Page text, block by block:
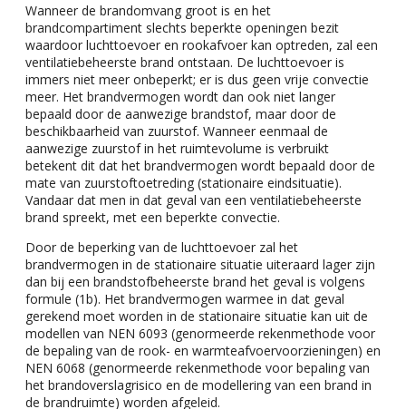
Wanneer de brandomvang groot is en het
brandcompartiment slechts beperkte openingen bezit
waardoor luchttoevoer en rookafvoer kan optreden, zal een
ventilatiebeheerste brand ontstaan. De luchttoevoer is
immers niet meer onbeperkt; er is dus geen vrije convectie
meer. Het brandvermogen wordt dan ook niet langer
bepaald door de aanwezige brandstof, maar door de
beschikbaarheid van zuurstof. Wanneer eenmaal de
aanwezige zuurstof in het ruimtevolume is verbruikt
betekent dit dat het brandvermogen wordt bepaald door de
mate van zuurstoftoetreding (stationaire eindsituatie).
Vandaar dat men in dat geval van een ventilatiebeheerste
brand spreekt, met een beperkte convectie.
Door de beperking van de luchttoevoer zal het
brandvermogen in de stationaire situatie uiteraard lager zijn
dan bij een brandstofbeheerste brand het geval is volgens
formule (1b). Het brandvermogen warmee in dat geval
gerekend moet worden in de stationaire situatie kan uit de
modellen van NEN 6093 (genormeerde rekenmethode voor
de bepaling van de rook- en warmteafvoervoorzieningen) en
NEN 6068 (genormeerde rekenmethode voor bepaling van
het brandoverslagrisico en de modellering van een brand in
de brandruimte) worden afgeleid.